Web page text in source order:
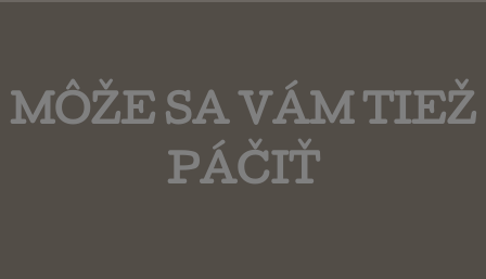
MÔŽE SA VÁM TIEŽ
PÁČIŤ